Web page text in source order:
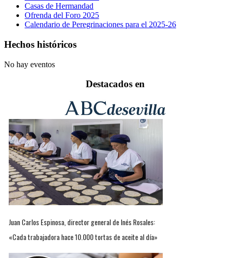
Casas de Hermandad
Ofrenda del Foro 2025
Calendario de Peregrinaciones para el 2025-26
Hechos históricos
No hay eventos
Destacados en
Juan Carlos Espinosa, director general de Inés Rosales:
«Cada trabajadora hace 10.000 tortas de aceite al día»